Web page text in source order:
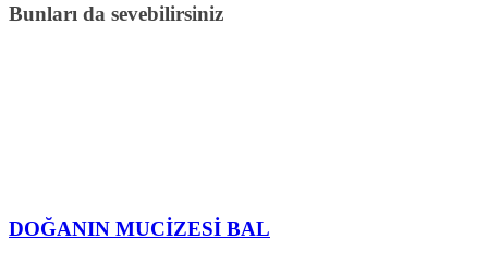
Bunları da sevebilirsiniz
DOĞANIN MUCİZESİ BAL